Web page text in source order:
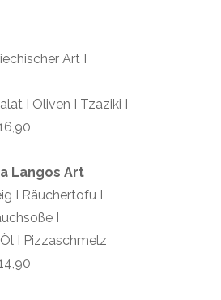
Art I
I Oliven I Tzaziki I
Langos Art
I Räuchertofu I
I
I Pizzaschmelz